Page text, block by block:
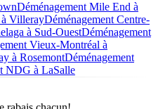
Déménagement Mile End à
à VillerayDéménagement Centre-
à Sud-OuestDéménagement
Vieux-Montréal à
à RosemontDéménagement
NDG à LaSalle